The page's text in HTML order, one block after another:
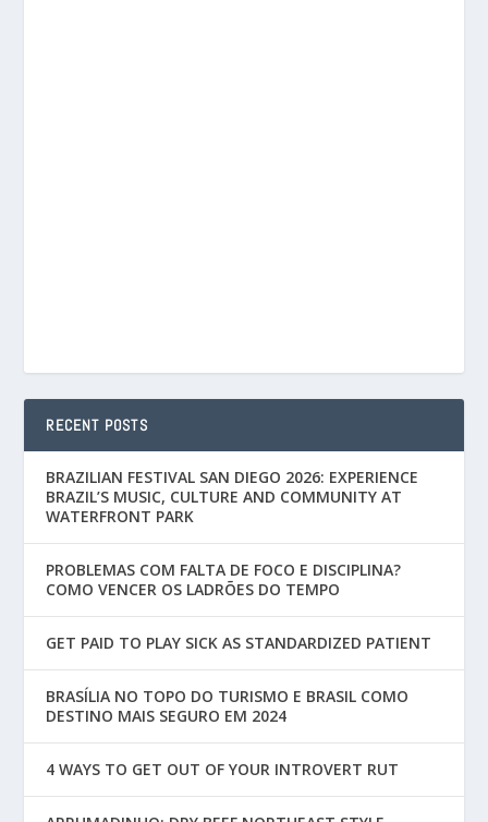
RECENT POSTS
BRAZILIAN FESTIVAL SAN DIEGO 2026: EXPERIENCE
BRAZIL’S MUSIC, CULTURE AND COMMUNITY AT
WATERFRONT PARK
PROBLEMAS COM FALTA DE FOCO E DISCIPLINA?
COMO VENCER OS LADRÕES DO TEMPO
GET PAID TO PLAY SICK AS STANDARDIZED PATIENT
BRASÍLIA NO TOPO DO TURISMO E BRASIL COMO
DESTINO MAIS SEGURO EM 2024
4 WAYS TO GET OUT OF YOUR INTROVERT RUT